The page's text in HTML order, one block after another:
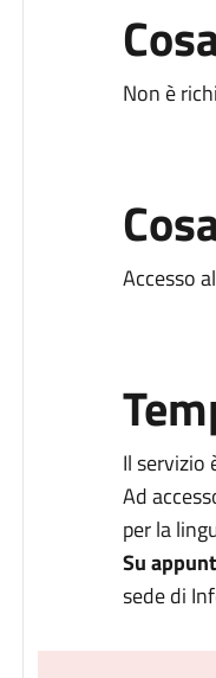
Non è
Accesso
Il servizio
Ad
per la
Su
sede di